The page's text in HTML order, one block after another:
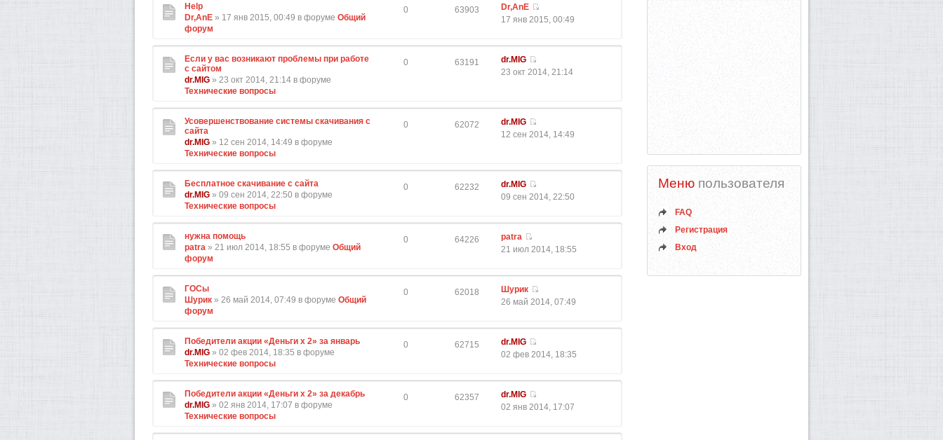
Help
Dr,AnE » 17 янв 2015, 00:49 в форуме Общий
форум
0 63903
Dr,AnE
17 янв 2015, 00:49
Если у вас возникают проблемы при работе
с сайтом
dr.MIG » 23 окт 2014, 21:14 в форуме
Технические вопросы
0 63191
dr.MIG
23 окт 2014, 21:14
Усовершенствование системы скачивания с
сайта
dr.MIG » 12 сен 2014, 14:49 в форуме
Технические вопросы
0 62072
dr.MIG
12 сен 2014, 14:49
Бесплатное скачивание с сайта
dr.MIG » 09 сен 2014, 22:50 в форуме
Технические вопросы
0 62232
dr.MIG
09 сен 2014, 22:50
нужна помощь
patra » 21 июл 2014, 18:55 в форуме Общий
форум
0 64226
patra
21 июл 2014, 18:55
ГОСы
Шурик » 26 май 2014, 07:49 в форуме Общий
форум
0 62018
Шурик
26 май 2014, 07:49
Победители акции «Деньги х 2» за январь
dr.MIG » 02 фев 2014, 18:35 в форуме
Технические вопросы
0 62715
dr.MIG
02 фев 2014, 18:35
Победители акции «Деньги х 2» за декабрь
dr.MIG » 02 янв 2014, 17:07 в форуме
Технические вопросы
0 62357
dr.MIG
02 янв 2014, 17:07
Меню пользователя
FAQ
Регистрация
Вход